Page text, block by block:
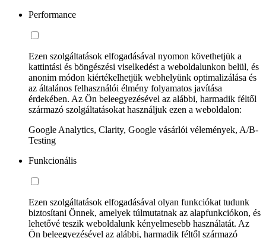
Performance
Ezen szolgáltatások elfogadásával nyomon követhetjük a
kattintási és böngészési viselkedést a weboldalunkon belül, és
anonim módon kiértékelhetjük webhelyünk optimalizálása és
az általános felhasználói élmény folyamatos javítása
érdekében. Az Ön beleegyezésével az alábbi, harmadik féltől
származó szolgáltatásokat használjuk ezen a weboldalon:
Google Analytics, Clarity, Google vásárlói vélemények, A/B-
Testing
Funkcionális
Ezen szolgáltatások elfogadásával olyan funkciókat tudunk
biztosítani Önnek, amelyek túlmutatnak az alapfunkciókon, és
lehetővé teszik weboldalunk kényelmesebb használatát. Az
Ön beleegyezésével az alábbi, harmadik féltől származó